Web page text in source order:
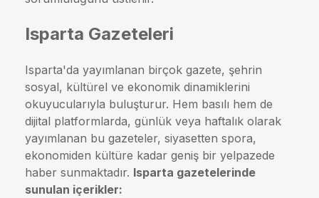
Isparta Gazeteleri
Isparta'da yayımlanan birçok gazete, şehrin
sosyal, kültürel ve ekonomik dinamiklerini
okuyucularıyla buluşturur. Hem basılı hem de
dijital platformlarda, günlük veya haftalık olarak
yayımlanan bu gazeteler, siyasetten spora,
ekonomiden kültüre kadar geniş bir yelpazede
haber sunmaktadır. Isparta gazetelerinde
sunulan içerikler: